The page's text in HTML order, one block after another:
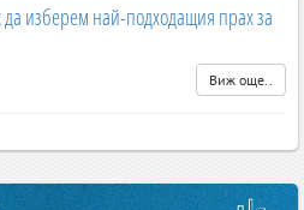
изберем най-подходащия прах за
Виж още..